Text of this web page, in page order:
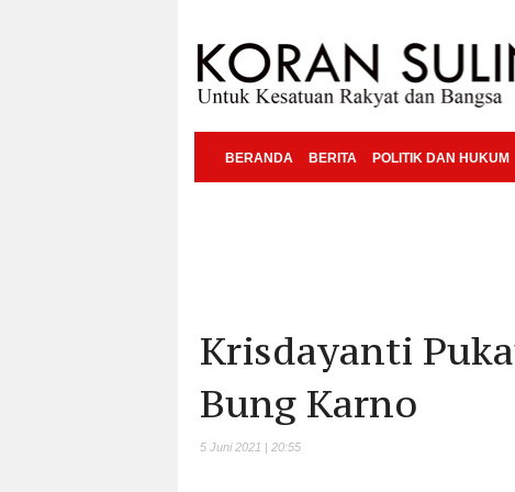
BERANDA BERITA POLITIK DAN HUKUM
Krisdayanti
Bung Karno
5 Juni 2021 | 20:55